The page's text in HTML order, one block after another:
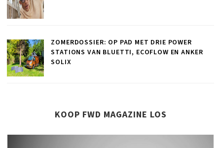
ZOMERDOSSIER: OP PAD MET DRIE POWER
STATIONS VAN BLUETTI, ECOFLOW EN ANKER
SOLIX
KOOP FWD MAGAZINE LOS